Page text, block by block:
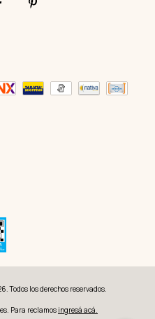
Todos los derechos reservados.
Para reclamos ingresá acá.